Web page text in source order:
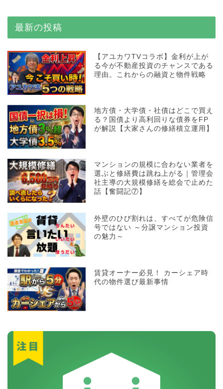
最新の投稿
【アユカワTVコラボ】金利が上が
る今が不動産投資のチャンスである
理由。これからの融資と物件戦略
地方債・大学債・社債はどこで買え
る？国債より高利回りな債券をFP
が解説【大家さんの修繕積立運用】
マンションの規模に合わない業者を
選ぶと修繕費は跳ね上がる｜管理会
社主導の大規模修繕を総会で止めた
話【奮闘記⑦】
外壁のひび割れは、すべてが危険信
号ではない ～分譲マンション投資
の魅力～
賃貸オーナー必見！ カーシェア時
代の物件選び最新事情